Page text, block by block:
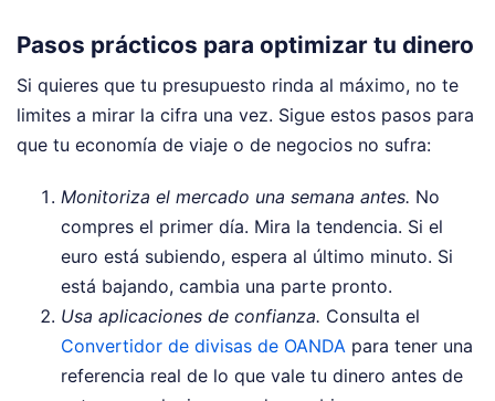
Pasos prácticos para optimizar tu dinero
Si quieres que tu presupuesto rinda al máximo, no te
limites a mirar la cifra una vez. Sigue estos pasos para
que tu economía de viaje o de negocios no sufra:
Monitoriza el mercado una semana antes. No
compres el primer día. Mira la tendencia. Si el
euro está subiendo, espera al último minuto. Si
está bajando, cambia una parte pronto.
Usa aplicaciones de confianza. Consulta el
Convertidor de divisas de OANDA para tener una
referencia real de lo que vale tu dinero antes de